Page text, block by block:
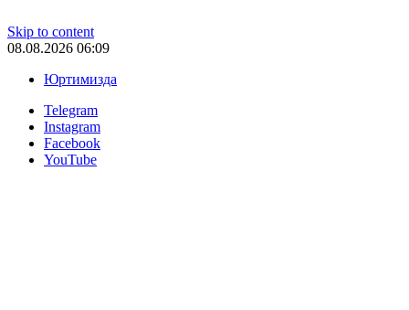
Skip to content
08.08.2026 06:09
Юртимизда
Telegram
Instagram
Facebook
YouTube